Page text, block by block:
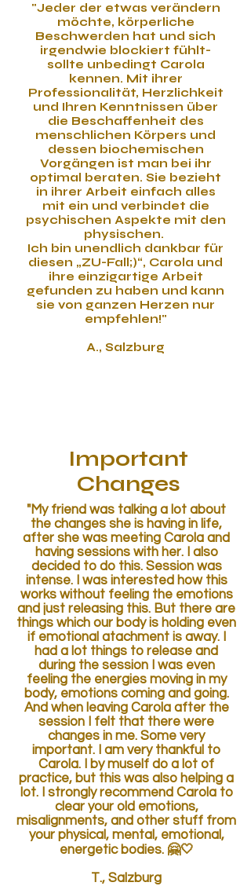
"Jeder der etwas verändern
möchte, körperliche
Beschwerden hat und sich
irgendwie blockiert fühlt-
sollte unbedingt Carola
kennen. Mit ihrer
Professionalität, Herzlichkeit
und Ihren Kenntnissen über
die Beschaffenheit des
menschlichen Körpers und
dessen biochemischen
Vorgängen ist man bei ihr
optimal beraten. Sie bezieht
in ihrer Arbeit einfach alles
mit ein und verbindet die
psychischen Aspekte mit den
physischen.
Ich bin unendlich dankbar für
diesen „ZU-Fall;)“, Carola und
ihre einzigartige Arbeit
gefunden zu haben und kann
sie von ganzen Herzen nur
empfehlen!"
A., Salzburg
Important
Changes
"My friend was talking a lot about
the changes she is having in life,
after she was meeting Carola and
having sessions with her. I also
decided to do this. Session was
intense. I was interested how this
works without feeling the emotions
and just releasing this. But there are
things which our body is holding even
if emotional atachment is away. I
had a lot things to release and
during the session I was even
feeling the energies moving in my
body, emotions coming and going.
And when leaving Carola after the
session I felt that there were
changes in me. Some very
important. I am very thankful to
Carola. I by muself do a lot of
practice, but this was also helping a
lot. I strongly recommend Carola to
clear your old emotions,
misalignments, and other stuff from
your physical, mental, emotional,
energetic bodies. 🤗🤍
T., Salzburg